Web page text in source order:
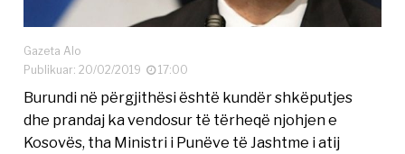
Gazeta Alo
Publikuar: 20/02/2019
17:00
Burundi në përgjithësi është kundër shkëputjes
dhe prandaj ka vendosur të tërheqë njohjen e
Kosovës, tha Ministri i Punëve të Jashtme i atij